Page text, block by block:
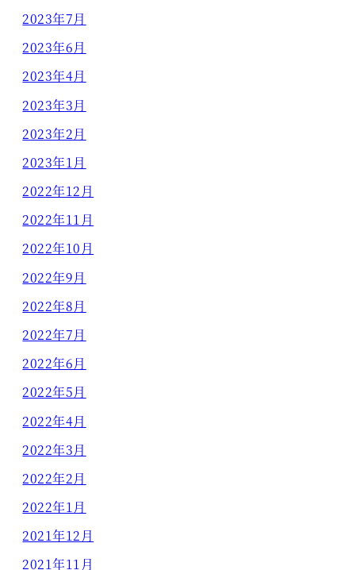
2023年7月
2023年6月
2023年4月
2023年3月
2023年2月
2023年1月
2022年12月
2022年11月
2022年10月
2022年9月
2022年8月
2022年7月
2022年6月
2022年5月
2022年4月
2022年3月
2022年2月
2022年1月
2021年12月
2021年11月